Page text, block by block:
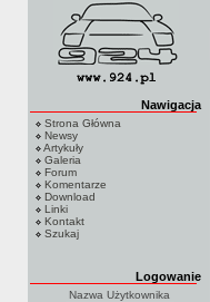
Nawigacja
Strona Główna
Newsy
Artykuły
Galeria
Forum
Komentarze
Download
Linki
Kontakt
Szukaj
Logowanie
Nazwa Użytkownika